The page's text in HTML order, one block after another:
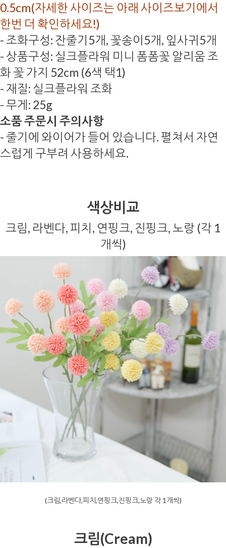
0.5cm(자세한 사이즈는 아래 사이즈보기에서
한번 더 확인하세요!)
- 조화구성: 잔줄기5개, 꽃송이5개, 잎사귀5개
- 상품구성: 실크플라워 미니 폼폼꽃 알리움 조
화 꽃 가지 52cm (6색 택1)
- 재질: 실크플라워 조화
- 무게: 25g
소품 주문시 주의사항
- 줄기에 와이어가 들어 있습니다. 펼쳐서 자연
스럽게 구부려 사용하세요.
색상비교
크림, 라벤다, 피치, 연핑크, 진핑크, 노랑 (각 1
개씩)
(크림,라벤다,피치,연핑크,진핑크,노랑 각 1개씩)
크림(Cream)